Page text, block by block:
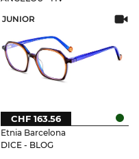
JUNIOR
Etnia Barcelona
DICE - BLOG
CHF 163.56